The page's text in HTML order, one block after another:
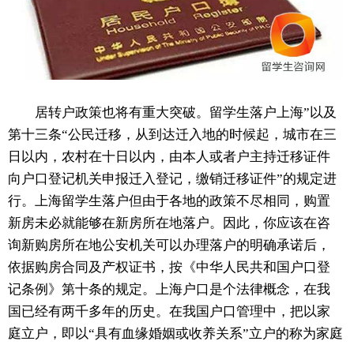
居转户政策也将有重大突破。留学生落户上海”以及
第十三条“公民迁移，从到达迁入地的时候起，城市在三
日以内，农村在十日以内，由本人或者户主持迁移证件
向户口登记机关申报迁入登记，缴销迁移证件”的规定进
行。上海留学生落户但由于各地的政策不尽相同，购置
新房未必就能够在新房所在地落户。因此，你应该在咨
询新购房所在地公安机关可以办理落户的明确承诺后，
依据购房合同及产权证书，按《中华人民共和国户口登
记条例》第十条的规定。上海户口是个法律概念，在我
国已经有两千多年的历史。在我国户口管理中，把以家
庭立户，即以“具有血缘婚姻或收养关系”立户的称为家庭